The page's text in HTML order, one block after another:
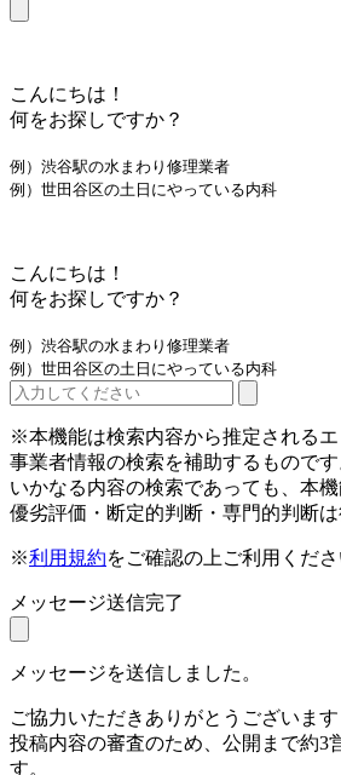
こんにちは！
何をお探しですか？
例）渋谷駅の水まわり修理業者
例）世田谷区の土日にやっている内科
こんにちは！
何をお探しですか？
例）渋谷駅の水まわり修理業者
例）世田谷区の土日にやっている内科
※本機能は検索内容から推定されるエ
事業者情報の検索を補助するものです
いかなる内容の検索であっても、本
優劣評価・断定的判断・専門的判断は
※利用規約をご確認の上ご利用くだ
メッセージ送信完了
メッセージを送信しました。
ご協力いただきありがとうございます
投稿内容の審査のため、公開まで約3
す。